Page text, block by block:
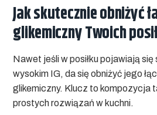
Jak skutecznie obniżyć
glikemiczny Twoich
Nawet jeśli w posiłku pojawiają się
wysokim IG, da się obniżyć jego
glikemiczny. Klucz to kompozycja
prostych rozwiązań w kuchni.